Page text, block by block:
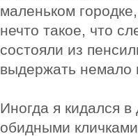
маленьком
нечто такое, что
состояли из
выдержать немало
Иногда я кидался
обидными